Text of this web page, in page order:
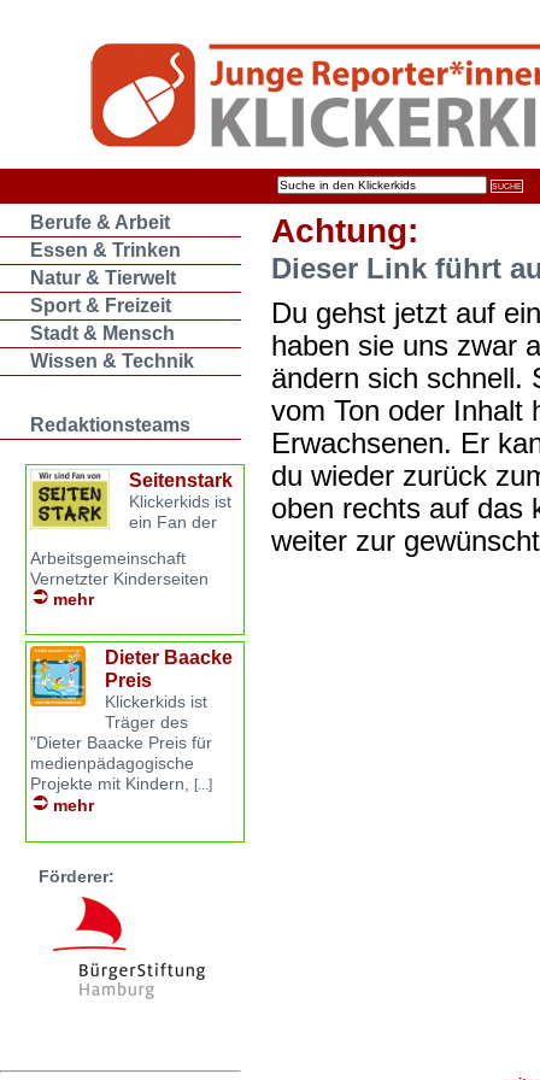
Berufe & Arbeit
Essen & Trinken
Natur & Tierwelt
Sport & Freizeit
Stadt & Mensch
Wissen & Technik
Redaktionsteams
Seitenstark
Klickerkids ist
ein Fan der
Arbeitsgemeinschaft
Vernetzter Kinderseiten
mehr
Dieter Baacke
Preis
Klickerkids ist
Träger des
"Dieter Baacke Preis für
medienpädagogische
Projekte mit Kindern, [...]
mehr
Förderer:
Achtung:
Dieser Link führt
Du gehst jetzt auf
haben sie uns zwar
ändern sich schnell.
vom Ton oder Inhalt
Erwachsenen. Er
du wieder zurück
oben rechts auf das
weiter zur